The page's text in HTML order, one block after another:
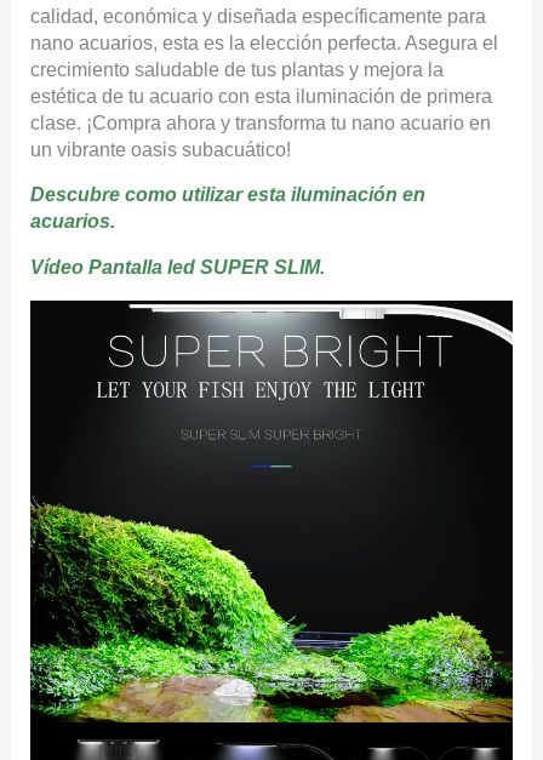
calidad, económica y diseñada específicamente para
nano acuarios, esta es la elección perfecta. Asegura el
crecimiento saludable de tus plantas y mejora la
estética de tu acuario con esta iluminación de primera
clase. ¡Compra ahora y transforma tu nano acuario en
un vibrante oasis subacuático!
Descubre como utilizar esta iluminación en
acuarios.
Vídeo Pantalla led SUPER SLIM.